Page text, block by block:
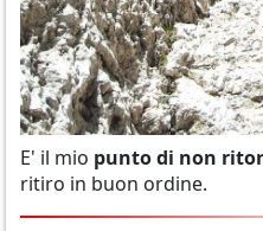
E' il mio punto di non
ritiro in buon ordine.